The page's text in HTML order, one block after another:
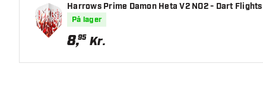
Harrows Prime Damon Heta V2 NO2 - Dart Flights
På lager
8,95 Kr.